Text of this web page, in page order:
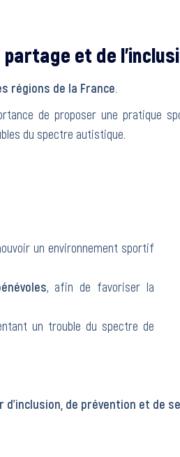
et de
régions de la France.
de proposer une pratique
du spectre autistique.
un environnement sportif
, afin de favoriser la
un trouble du spectre de
d’inclusion, de prévention et de